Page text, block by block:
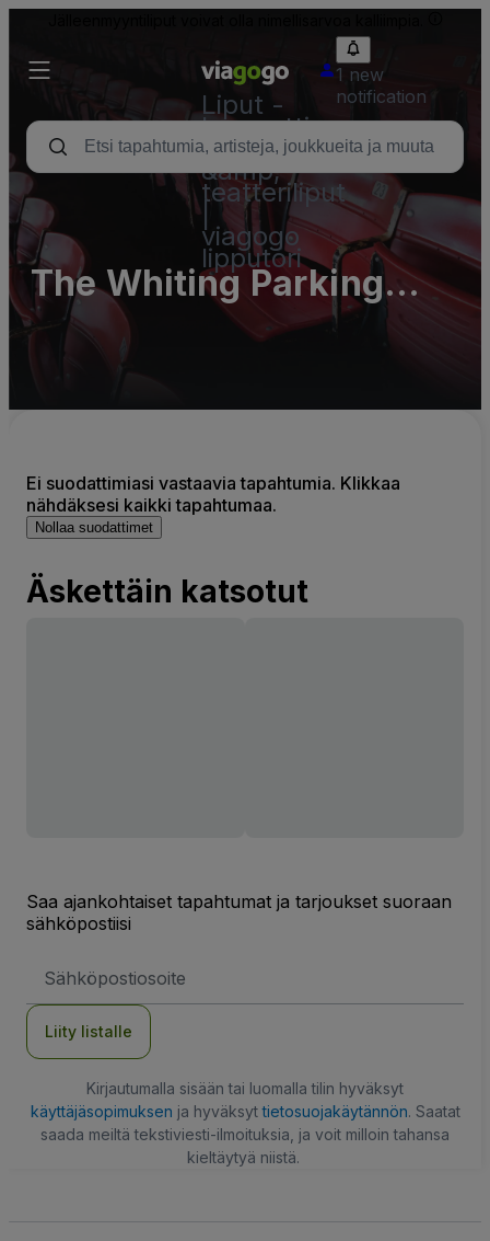
Liput -
konsertti,
urheilu
&amp;
teatteriliput
viagogo
lipputori
1 new
notification
The Whiting Parking
Lots (InActive)
Ei suodattimiasi vastaavia tapahtumia. Klikkaa
nähdäksesi kaikki tapahtumaa.
Nollaa suodattimet
Äskettäin katsotut
Saa ajankohtaiset tapahtumat ja tarjoukset suoraan
sähköpostiisi
Liity listalle
Kirjautumalla sisään tai luomalla tilin hyväksyt
käyttäjäsopimuksen ja hyväksyttietosuojakäytännön. Saatat
saada meiltä tekstiviesti-ilmoituksia, ja voit milloin tahansa
kieltäytyä niistä.